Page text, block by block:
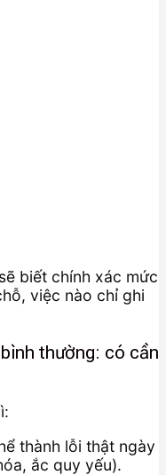
biết chính xác mức
việc nào chỉ ghi
thường: có cần
thành lỗi thật ngày
ắc quy yếu).